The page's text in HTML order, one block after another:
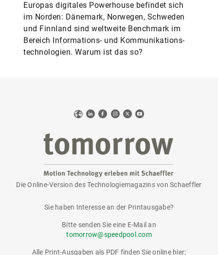
Europas digitales Powerhouse befindet sich
im Norden: Dänemark, Norwegen, Schweden
und Finnland sind weltweite Benchmark im
Bereich Informations- und Kommunikations­
technologien. Warum ist das so?
WebLinkedIn
Facebook
Instagram
X YouTube
tomorrow
Die Online-Version des Technologiemagazins von Schaeffler
Sie haben Interesse an der Printausgabe?
Bitte senden Sie eine E-Mail an
tomorrow@speedpool.com
Alle Print-Ausgaben als PDF finden Sie online hier: